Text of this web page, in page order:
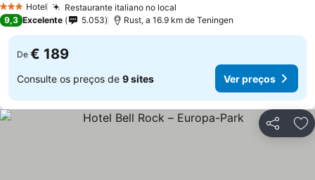
3 EstrelasHotel Restaurante italiano no local
Ver preços
9,3 Excelente 5.053 Rust, a 16.9 km de Teningen
De € 189
Consulte os preços de 9 sites Ver preços
Partilhar